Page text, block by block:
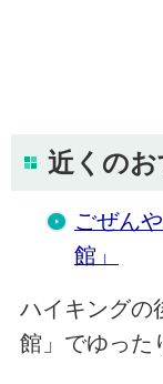
近くの
ごぜん
館」
ハイキングの
館」でゆった